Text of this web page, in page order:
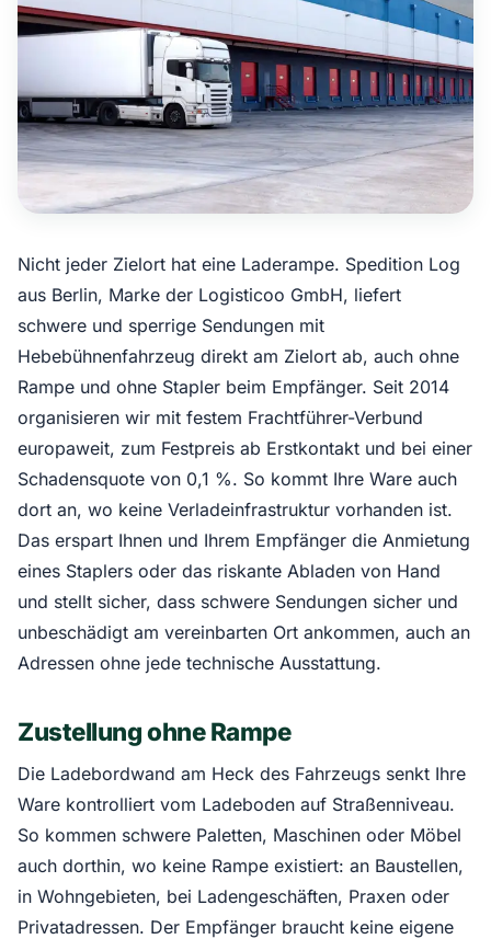
Nicht jeder Zielort hat eine Laderampe. Spedition Log
aus Berlin, Marke der Logisticoo GmbH, liefert
schwere und sperrige Sendungen mit
Hebebühnenfahrzeug direkt am Zielort ab, auch ohne
Rampe und ohne Stapler beim Empfänger. Seit 2014
organisieren wir mit festem Frachtführer-Verbund
europaweit, zum Festpreis ab Erstkontakt und bei einer
Schadensquote von 0,1 %. So kommt Ihre Ware auch
dort an, wo keine Verladeinfrastruktur vorhanden ist.
Das erspart Ihnen und Ihrem Empfänger die Anmietung
eines Staplers oder das riskante Abladen von Hand
und stellt sicher, dass schwere Sendungen sicher und
unbeschädigt am vereinbarten Ort ankommen, auch an
Adressen ohne jede technische Ausstattung.
Zustellung ohne Rampe
Die Ladebordwand am Heck des Fahrzeugs senkt Ihre
Ware kontrolliert vom Ladeboden auf Straßenniveau.
So kommen schwere Paletten, Maschinen oder Möbel
auch dorthin, wo keine Rampe existiert: an Baustellen,
in Wohngebieten, bei Ladengeschäften, Praxen oder
Privatadressen. Der Empfänger braucht keine eigene